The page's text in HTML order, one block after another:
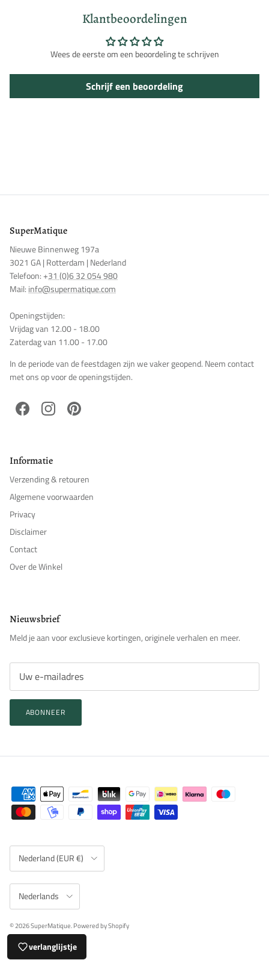
Klantbeoordelingen
Wees de eerste om een beoordeling te schrijven
Schrijf een beoordeling
SuperMatique
Nieuwe Binnenweg 197a
3021 GA | Rotterdam | Nederland
Telefoon: +31 (0)6 32 054 980
Mail: info@supermatique.com
Openingstijden:
Vrijdag van 12.00 - 18.00
Zaterdag van 11.00 - 17.00
In de periode van de feestdagen zijn we vaker geopend. Neem contact
met ons op voor de openingstijden.
FacebookInstagramPinterest
Informatie
Verzending & retouren
Algemene voorwaarden
Privacy
Disclaimer
Contact
Over de Winkel
Nieuwsbrief
Meld je aan voor exclusieve kortingen, originele verhalen en meer.
ABONNEER
Land/Regio
Nederland (EUR €)
Taal
Nederlands
© 2026SuperMatique.Powered by Shopify
Inloggen vereist
Meld u aan bij uw account om producten aan uw verlanglijst
toe te voegen en uw eerder opgeslagen artikelen te bekijken.
verlanglijstje